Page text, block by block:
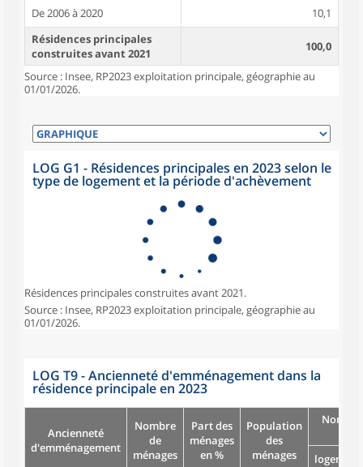
De 2006 à 2020
10,1
Résidences principales
construites avant 2021
100,0
Source : Insee, RP2023 exploitation principale, géographie au
01/01/2026.
LOG G1 - Résidences principales en 2023 selon le
type de logement et la période d'achèvement
Résidences principales construites avant 2021.
Source : Insee, RP2023 exploitation principale, géographie au
01/01/2026.
LOG T9 - Ancienneté d'emménagement dans la
résidence principale en 2023
Ancienneté
d'emménagement
Nombre
de
ménages
Part des
ménages
en %
Population
des
ménages
logement